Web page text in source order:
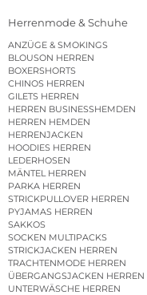
Herrenmode & Schuhe
ANZÜGE & SMOKINGS
BLOUSON HERREN
BOXERSHORTS
CHINOS HERREN
GILETS HERREN
HERREN BUSINESSHEMDEN
HERREN HEMDEN
HERRENJACKEN
HOODIES HERREN
LEDERHOSEN
MÄNTEL HERREN
PARKA HERREN
STRICKPULLOVER HERREN
PYJAMAS HERREN
SAKKOS
SOCKEN MULTIPACKS
STRICKJACKEN HERREN
TRACHTENMODE HERREN
ÜBERGANGSJACKEN HERREN
UNTERWÄSCHE HERREN